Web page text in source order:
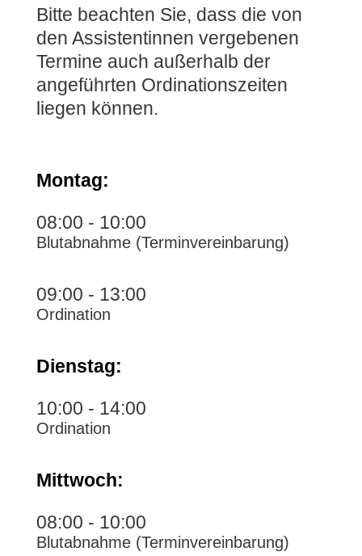
Bitte beachten Sie, dass die von
den Assistentinnen vergebenen
Termine auch außerhalb der
angeführten Ordinationszeiten
liegen können.
Montag:
08:00 - 10:00
Blutabnahme (Terminvereinbarung)
09:00 - 13:00
Ordination
Dienstag:
10:00 - 14:00
Ordination
Mittwoch:
08:00 - 10:00
Blutabnahme (Terminvereinbarung)